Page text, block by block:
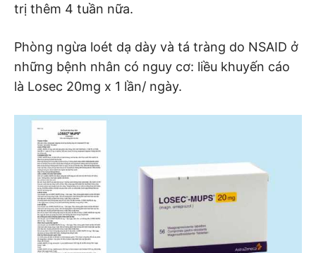
trị thêm 4 tuần nữa.
Phòng ngừa loét dạ dày và tá tràng do NSAID ở
những bệnh nhân có nguy cơ: liều khuyến cáo
là Losec 20mg x 1 lần/ ngày.